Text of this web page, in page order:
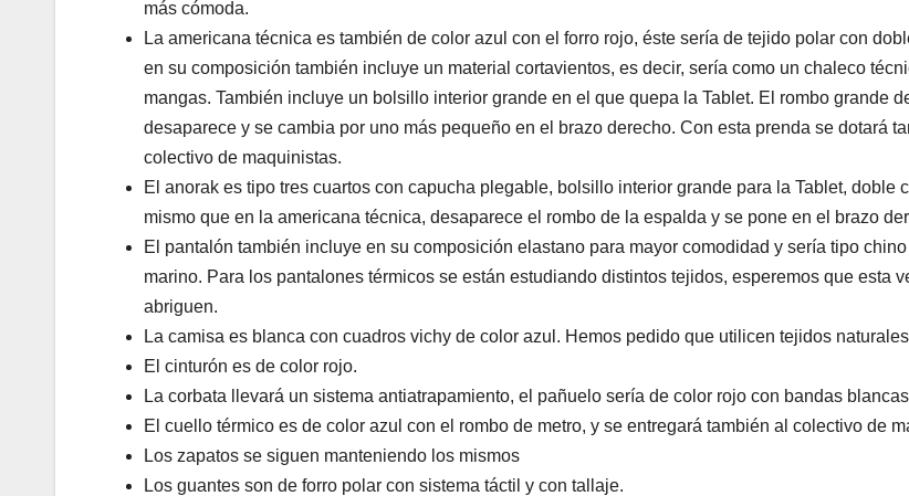
más cómoda.
La americana técnica es también de color azul con el forro rojo, éste sería de tejido polar con
en su composición también incluye un material cortavientos, es decir, sería como un chaleco
mangas. También incluye un bolsillo interior grande en el que quepa la Tablet. El rombo grande
desaparece y se cambia por uno más pequeño en el brazo derecho. Con esta prenda se dotará
colectivo de maquinistas.
El anorak es tipo tres cuartos con capucha plegable, bolsillo interior grande para la Tablet, doble
mismo que en la americana técnica, desaparece el rombo de la espalda y se pone en el brazo
El pantalón también incluye en su composición elastano para mayor comodidad y sería tipo chino
marino. Para los pantalones térmicos se están estudiando distintos tejidos, esperemos que esta
abriguen.
La camisa es blanca con cuadros vichy de color azul. Hemos pedido que utilicen tejidos
El cinturón es de color rojo.
La corbata llevará un sistema antiatrapamiento, el pañuelo sería de color rojo con bandas
El cuello térmico es de color azul con el rombo de metro, y se entregará también al colectivo de
Los zapatos se siguen manteniendo los mismos
Los guantes son de forro polar con sistema táctil y con tallaje.